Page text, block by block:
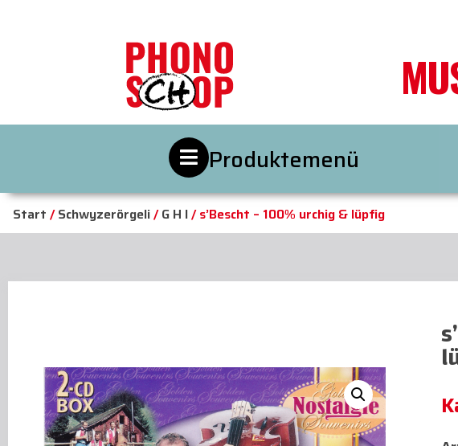
Produktemenü
Start /Schwyzerörgeli/G H I/ s’Bescht – 100% urchig & lüpfig